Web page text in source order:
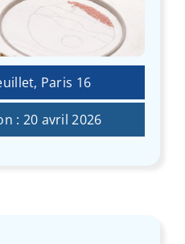
Paris 16
: 20 avril 2026